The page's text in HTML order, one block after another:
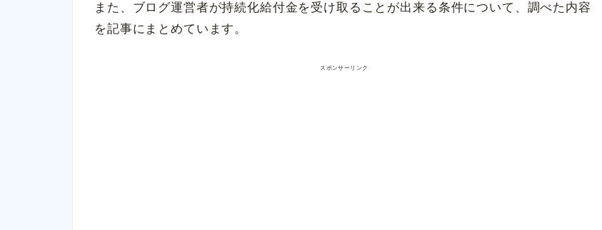
また、ブログ運営者が持続化給付金を受け取ることが出来る条件について、調べた内容
を記事にまとめています。
スポンサーリンク